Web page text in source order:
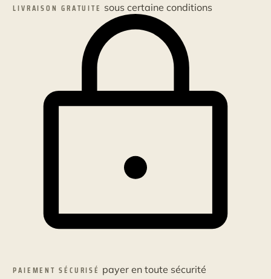
LIVRAISON GRATUITE sous certaine conditions
PAIEMENT SÉCURISÉ payer en toute sécurité